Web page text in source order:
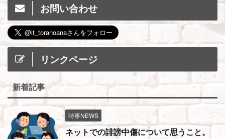
お問い合わせ
リンクページ
新着記事
時事NEWS
ネットでの誹謗中傷について思うこと。